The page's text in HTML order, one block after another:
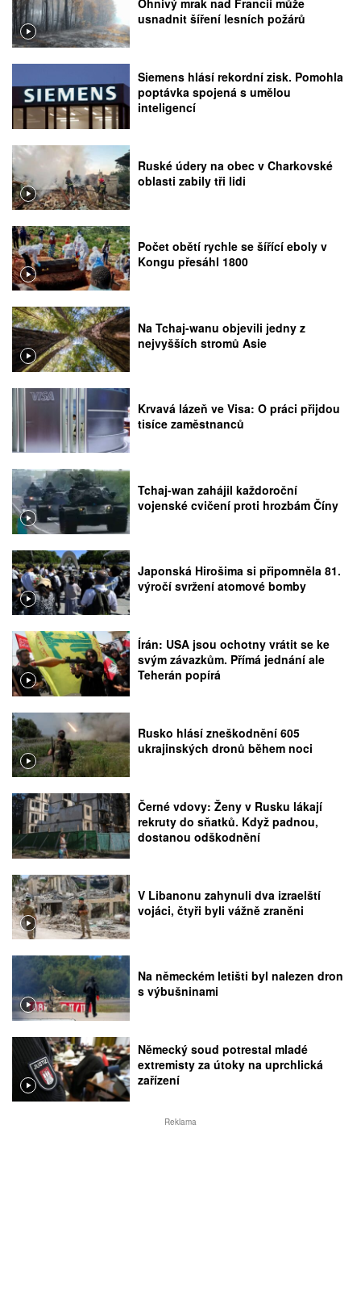
usnadnit šíření lesních požárů
Siemens hlásí rekordní zisk. Pomohla
poptávka spojená s umělou
inteligencí
Ruské údery na obec v Charkovské
oblasti zabily tři lidi
Počet obětí rychle se šířící eboly v
Kongu přesáhl 1800
Na Tchaj-wanu objevili jedny z
nejvyšších stromů Asie
Krvavá lázeň ve Visa: O práci přijdou
tisíce zaměstnanců
Tchaj-wan zahájil každoroční
vojenské cvičení proti hrozbám Číny
Japonská Hirošima si připomněla 81.
výročí svržení atomové bomby
Írán: USA jsou ochotny vrátit se ke
svým závazkům. Přímá jednání ale
Teherán popírá
Rusko hlásí zneškodnění 605
ukrajinských dronů během noci
Černé vdovy: Ženy v Rusku lákají
rekruty do sňatků. Když padnou,
dostanou odškodnění
V Libanonu zahynuli dva izraelští
vojáci, čtyři byli vážně zraněni
Na německém letišti byl nalezen dron
s výbušninami
Německý soud potrestal mladé
extremisty za útoky na uprchlická
zařízení
Reklama